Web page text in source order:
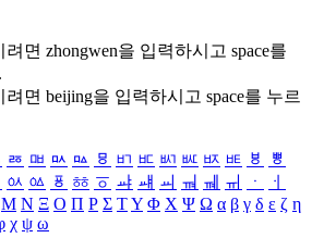
려면 zhongwen을 입력하시고 space를
려면 beijing을 입력하시고 space를 누르
ㅭ ㅮ ㅯ ㅰ ㅱ ㅲ ㅳ ㅴ ㅵ ㅶ ㅷ ㅸ
ㅹ
ㆂ ㆃ ㆄ ㆅ ㆆ ㆇ ㆈ ㆉ ㆊ ㆋ ㆌ ㆍ
ㆎ
Μ Ν Ξ Ο Π Ρ Σ ΤΥ Φ Χ Ψ Ω α β γ δ ε ζ η
χ ψ ω